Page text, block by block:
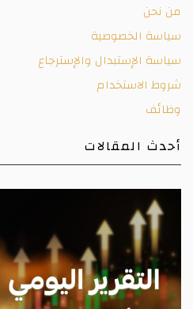
من نحن
سياسة الخصوصية
سياسة الإستبدال والإسترجاع
شروط الاستخدام
وظائف
أحدث المقالات